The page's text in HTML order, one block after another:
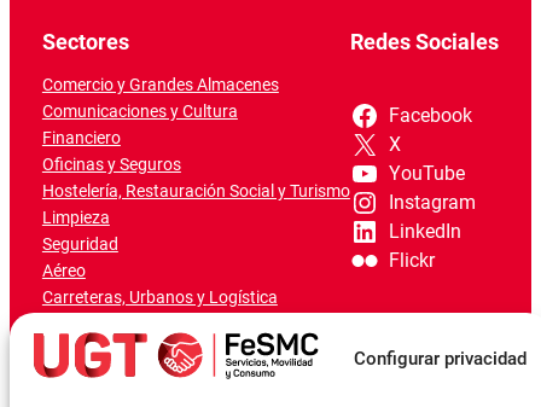
Configurar privacidad
Sectores
Comercio y Grandes Almacenes
Comunicaciones y Cultura
Financiero
Oficinas y Seguros
Hostelería, Restauración Social y Turismo
Limpieza
Seguridad
Aéreo
Carreteras, Urbanos y Logística
Marítimo-Portuario
Redes Sociales
Facebook
X
YouTube
Instagram
LinkedIn
Flickr